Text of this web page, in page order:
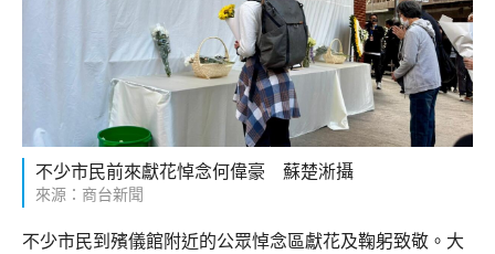
不少市民前來獻花悼念何偉豪 蘇楚淅攝
來源：商台新聞
不少市民到殯儀館附近的公眾悼念區獻花及鞠躬致敬。大